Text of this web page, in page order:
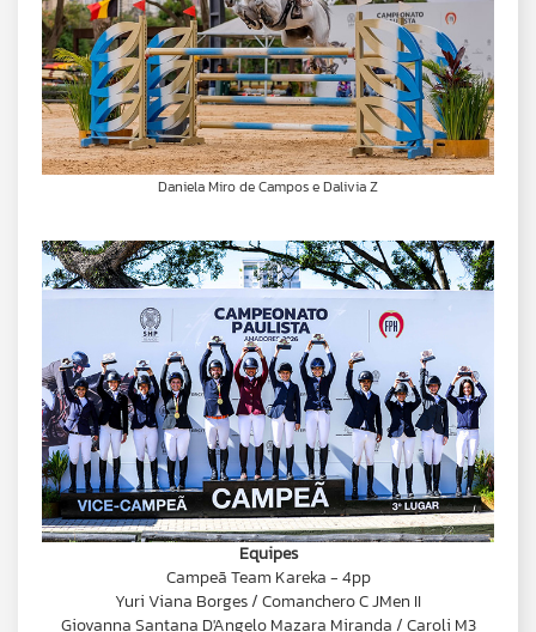
Daniela Miro de Campos e Dalivia Z
Equipes
Campeã Team Kareka - 4pp
Yuri Viana Borges / Comanchero C JMen II
Giovanna Santana D'Angelo Mazara Miranda / Caroli M3